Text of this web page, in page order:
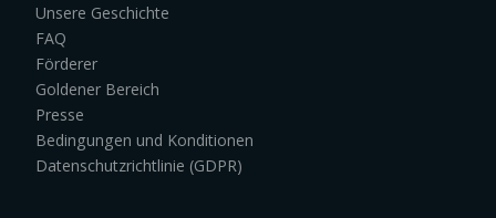
Unsere Geschichte
FAQ
Förderer
Goldener Bereich
Presse
Bedingungen und Konditionen
Datenschutzrichtlinie (GDPR)